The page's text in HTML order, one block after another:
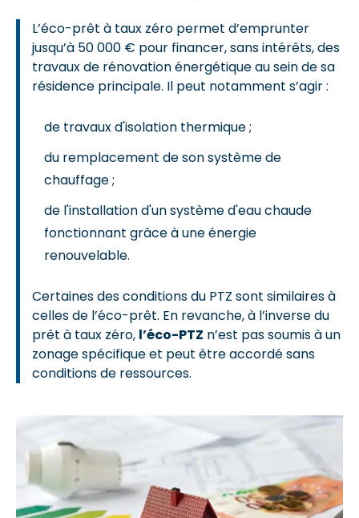
L’éco-prêt à taux zéro permet d’emprunter
jusqu’à 50 000 € pour financer, sans intérêts, des
travaux de rénovation énergétique au sein de sa
résidence principale. Il peut notamment s’agir :
de travaux d'isolation thermique ;
du remplacement de son système de
chauffage ;
de l'installation d'un système d'eau chaude
fonctionnant grâce à une énergie
renouvelable.
Certaines des conditions du PTZ sont similaires à
celles de l’éco-prêt. En revanche, à l’inverse du
prêt à taux zéro, l’éco-PTZ n’est pas soumis à un
zonage spécifique et peut être accordé sans
conditions de ressources.